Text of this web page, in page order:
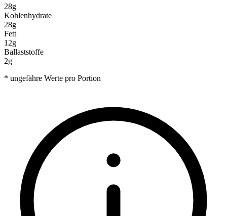
28g
Kohlenhydrate
28g
Fett
12g
Ballaststoffe
2g
* ungefähre Werte pro Portion